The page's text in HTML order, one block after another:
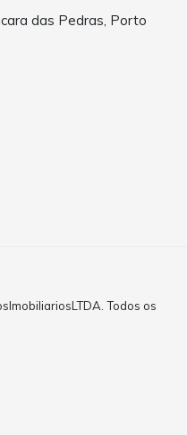
das Pedras, Porto
Todos os